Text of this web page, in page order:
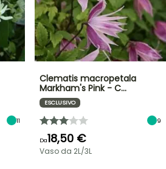
11
Clematis macropetala
Markham's Pink - C…
ESCLUSIVO
9
Da18,50 €
Vaso da 2L/3L